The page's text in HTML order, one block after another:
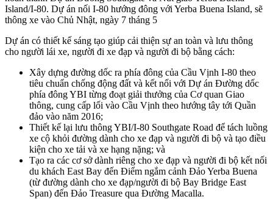
Island/I-80. Dự án nối I-80 hướng đông với Yerba Buena Island, sẽ
thông xe vào Chủ Nhật, ngày 7 tháng 5
Dự án có thiết kế sáng tạo giúp cải thiện sự an toàn và lưu thông
cho người lái xe, người đi xe đạp và người đi bộ bằng cách:
Xây dựng đường dốc ra phía đông của Cầu Vịnh I-80 theo
tiêu chuẩn chống động đất và kết nối với Dự án Đường dốc
phía đông YBI từng đoạt giải thưởng của Cơ quan Giao
thông, cung cấp lối vào Cầu Vịnh theo hướng tây tới Quần
đảo vào năm 2016;
Thiết kế lại lưu thông YBI/I-80 Southgate Road để tách luồng
xe cộ khỏi đường dành cho xe đạp và người đi bộ và tạo điều
kiện cho xe tải và xe hạng nặng; và
Tạo ra các cơ sở dành riêng cho xe đạp và người đi bộ kết nối
du khách East Bay đến Điểm ngắm cảnh Đảo Yerba Buena
(từ đường dành cho xe đạp/người đi bộ Bay Bridge East
Span) đến Đảo Treasure qua Đường Macalla.